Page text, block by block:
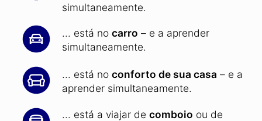
simultaneamente.
... está no carro – e a aprender
simultaneamente.
... está no conforto de sua casa – e a
aprender simultaneamente.
... está a viajar de comboio ou de